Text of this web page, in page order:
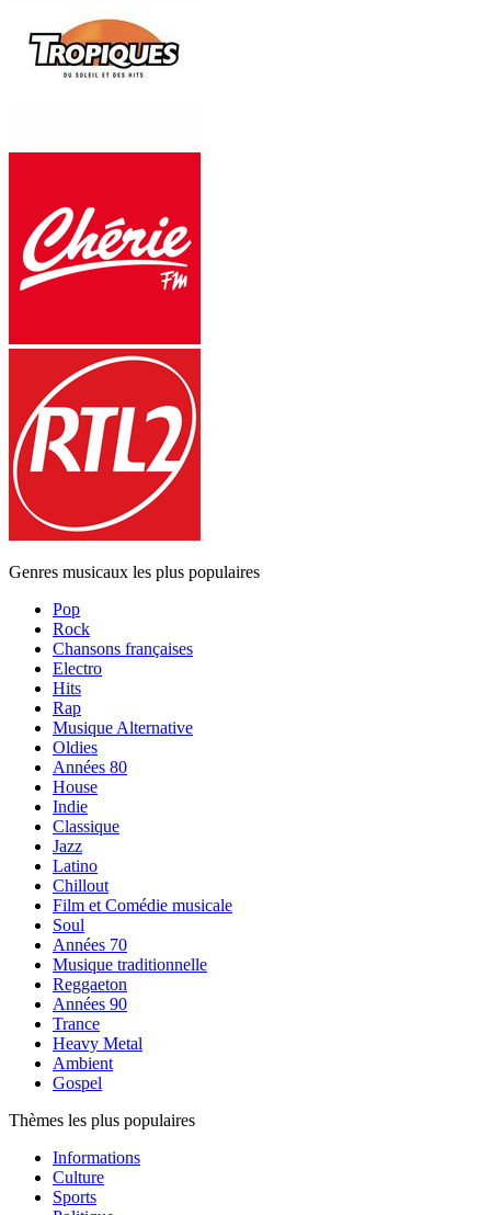
Genres musicaux les plus populaires
Pop
Rock
Chansons françaises
Electro
Hits
Rap
Musique Alternative
Oldies
Années 80
House
Indie
Classique
Jazz
Latino
Chillout
Film et Comédie musicale
Soul
Années 70
Musique traditionnelle
Reggaeton
Années 90
Trance
Heavy Metal
Ambient
Gospel
Thèmes les plus populaires
Informations
Culture
Sports